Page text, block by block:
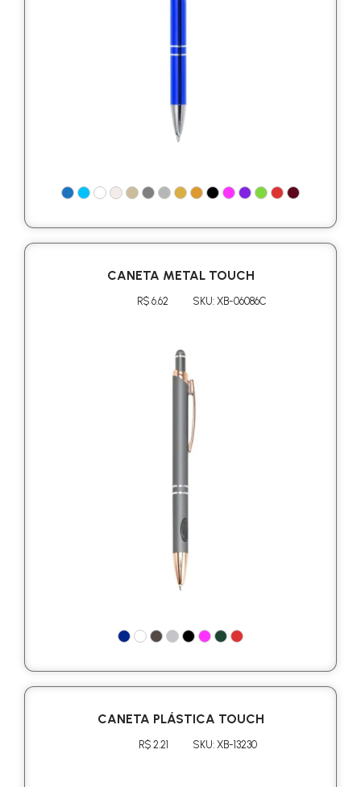
CANETA METAL TOUCH
R$ 6.62 SKU: XB-06086C
CANETA PLÁSTICA TOUCH
R$ 2.21 SKU: XB-13230